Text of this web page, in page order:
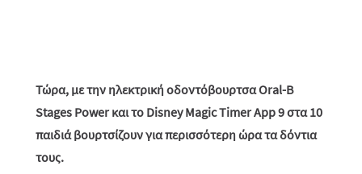
Τώρα, με την ηλεκτρική οδοντόβουρτσα Oral-B
Stages Power και το Disney Magic Timer App 9 στα 10
παιδιά βουρτσίζουν για περισσότερη ώρα τα δόντια
τους.